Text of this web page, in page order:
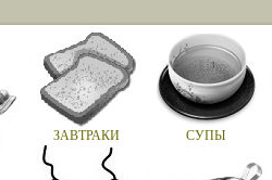
ЗАВТРАКИ СУПЫ